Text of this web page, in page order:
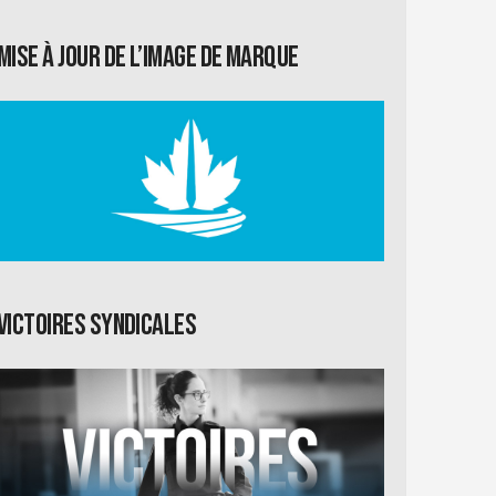
à jour de l’image de marque
syndicales